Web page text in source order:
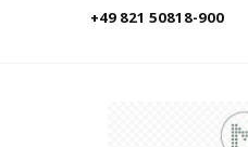
+49 821 50818-900